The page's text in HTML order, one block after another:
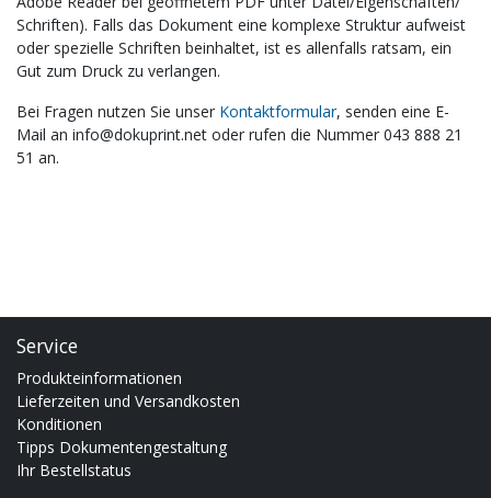
Schriften). Falls das Dokument eine komplexe Struktur aufweist
oder spezielle Schriften beinhaltet, ist es allenfalls ratsam, ein
Gut zum Druck zu verlangen.
Bei Fragen nutzen Sie unser Kontaktformular, senden eine E-
Mail an info@dokuprint.net oder rufen die Nummer 043 888 21
51 an.
Service
Produkteinformationen
Lieferzeiten und Versandkosten
Konditionen
Tipps Dokumentengestaltung
Ihr Bestellstatus